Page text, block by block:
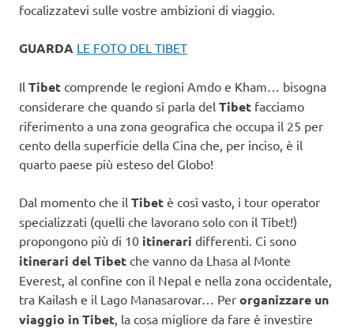
focalizzatevi sulle vostre ambizioni di viaggio.
GUARDA LE FOTO DEL TIBET
Il Tibet comprende le regioni Amdo e Kham… bisogna
considerare che quando si parla del Tibet facciamo
riferimento a una zona geografica che occupa il 25 per
cento della superficie della Cina che, per inciso, è il
quarto paese più esteso del Globo!
Dal momento che il Tibet è così vasto, i tour operator
specializzati (quelli che lavorano solo con il Tibet!)
propongono più di 10 itinerari differenti. Ci sono
itinerari del Tibet che vanno da Lhasa al Monte
Everest, al confine con il Nepal e nella zona occidentale,
tra Kailash e il Lago Manasarovar… Per organizzare un
viaggio in Tibet, la cosa migliore da fare è investire